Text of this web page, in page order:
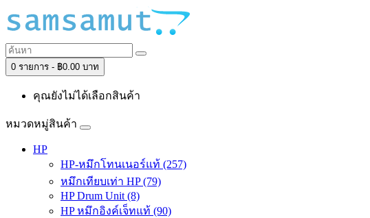
0 รายการ - ฿0.00 บาท
คุณยังไม่ได้เลือกสินค้า
หมวดหมู่สินค้า
HP
HP-หมึกโทนเนอร์แท้ (257)
หมึกเทียบเท่า HP (79)
HP Drum Unit (8)
HP หมึกอิงค์เจ็ทแท้ (90)